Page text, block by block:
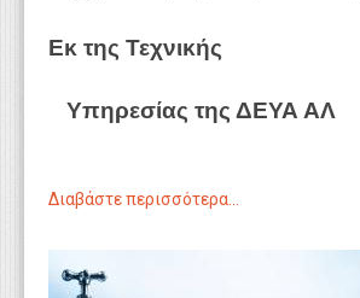
Εκ της Τεχνικής
Υπηρεσίας της ΔΕΥΑ ΑΛ
Διαβάστε περισσότερα...